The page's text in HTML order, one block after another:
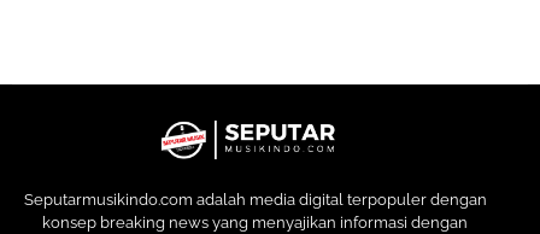
Seputarmusikindo.com adalah media digital terpopuler dengan
konsep breaking news yang menyajikan informasi dengan